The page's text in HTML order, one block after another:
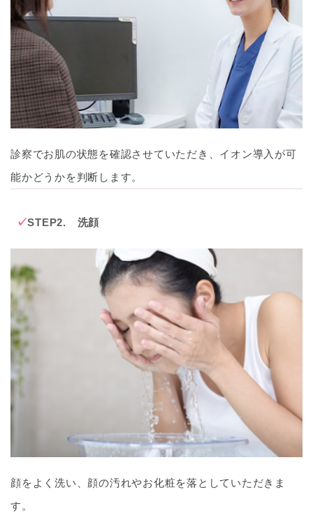
診察でお肌の状態を確認させていただき、イオン導入が可
能かどうかを判断します。
STEP2. 洗顔
顔をよく洗い、顔の汚れやお化粧を落としていただきま
す。